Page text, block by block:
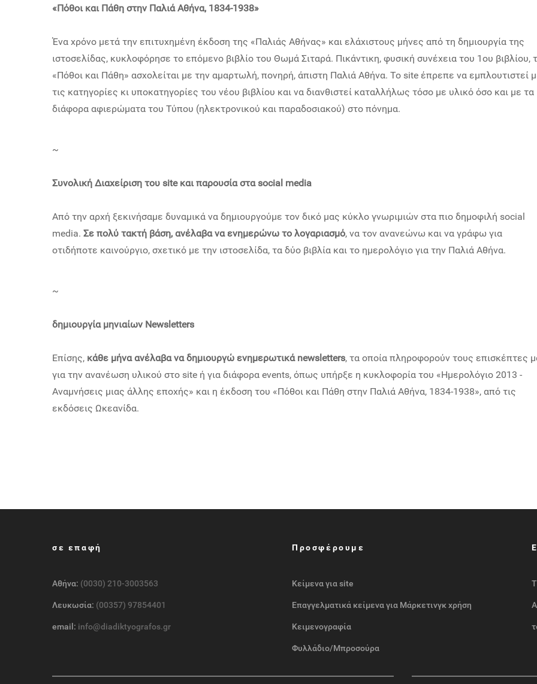
«Πόθοι και Πάθη στην Παλιά Αθήνα, 1834-1938»
Ένα χρόνο μετά την επιτυχημένη έκδοση της «Παλιάς Αθήνας» και ελάχιστους μήνες από τη δημιουργία της
ιστοσελίδας, κυκλοφόρησε το επόμενο βιβλίο του Θωμά Σιταρά. Πικάντικη, φυσική συνέχεια του 1ου βιβλίου,
«Πόθοι και Πάθη» ασχολείται με την αμαρτωλή, πονηρή, άπιστη Παλιά Αθήνα. Το site έπρεπε να εμπλουτιστεί
τις κατηγορίες κι υποκατηγορίες του νέου βιβλίου και να διανθιστεί καταλλήλως τόσο με υλικό όσο και με τα
διάφορα αφιερώματα του Τύπου (ηλεκτρονικού και παραδοσιακού) στο πόνημα.
~
Συνολική Διαχείριση του site και παρουσία στα social media
Από την αρχή ξεκινήσαμε δυναμικά να δημιουργούμε τον δικό μας κύκλο γνωριμιών στα πιο δημοφιλή social
media. Σε πολύ τακτή βάση, ανέλαβα να ενημερώνω το λογαριασμό, να τον ανανεώνω και να γράφω για
οτιδήποτε καινούργιο, σχετικό με την ιστοσελίδα, τα δύο βιβλία και το ημερολόγιο για την Παλιά Αθήνα.
~
δημιουργία μηνιαίων Newsletters
Επίσης, κάθε μήνα ανέλαβα να δημιουργώ ενημερωτικά newsletters, τα οποία πληροφορούν τους επισκέπτες
για την ανανέωση υλικού στο site ή για διάφορα events, όπως υπήρξε η κυκλοφορία του «Ημερολόγιο 2013 -
Αναμνήσεις μιας άλλης εποχής» και η έκδοση του «Πόθοι και Πάθη στην Παλιά Αθήνα, 1834-1938», από τις
εκδόσεις Ωκεανίδα.
σε επαφή
Αθήνα: (0030) 210-3003563
Λευκωσία: (00357) 97854401
email: info@diadiktyografos.gr
Προσφέρουμε
Κείμενα για site
Επαγγελματικά κείμενα για Μάρκετινγκ χρήση
Κειμενογραφία
Φυλλάδιο/Μπροσούρα